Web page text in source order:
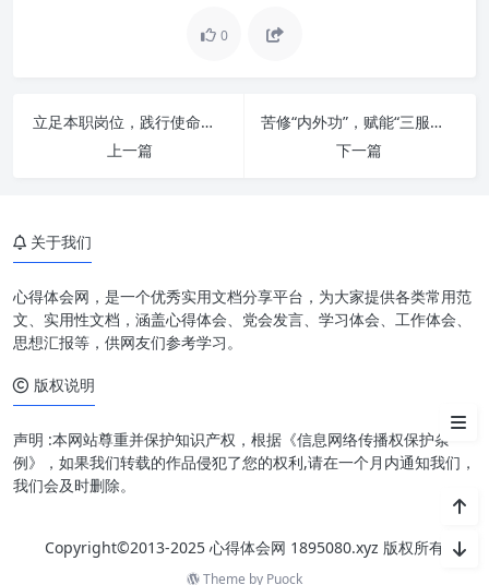
0
立足本职岗位，践行使命担当：点亮职业生涯的灯塔
上一篇
苦修“内外功”，赋能“三服务”：新时代办公室工作的卓越之道
下一篇
推进办公室工作再上新台阶：系
统化与创新并举
关于我们
心得体会网，是一个优秀实用文档分享平台，为大家提供各类常用范
文、实用性文档，涵盖心得体会、党会发言、学习体会、工作体会、
思想汇报等，供网友们参考学习。
版权说明
声明 :本网站尊重并保护知识产权，根据《信息网络传播权保护条
例》，如果我们转载的作品侵犯了您的权利,请在一个月内通知我们，
我们会及时删除。
Copyright©2013-2025 心得体会网 1895080.xyz 版权所有
Theme by Puock